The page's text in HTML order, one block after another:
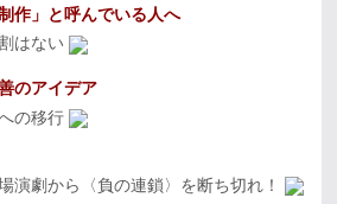
作」と呼んでいる人へ
はない
のアイデア
の移行
演劇から〈負の連鎖〉を断ち切れ！